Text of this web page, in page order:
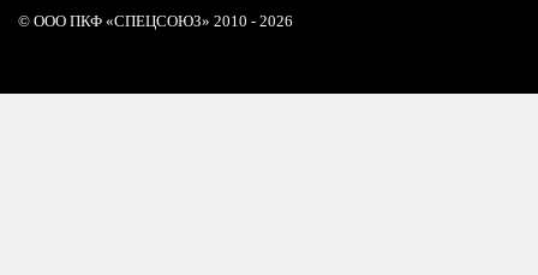
© ООО ПКФ «СПЕЦСОЮЗ» 2010 - 2026